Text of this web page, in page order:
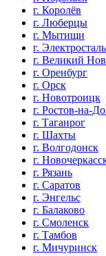
г. Королёв
г. Люберцы
г. Мытищи
г. Электросталь
г. Великий
г. Оренбург
г. Орск
г. Новотроицк
г. Ростов-на-
г. Таганрог
г. Шахты
г. Волгодонск
г.
г. Рязань
г. Саратов
г. Энгельс
г. Балаково
г. Смоленск
г. Тамбов
г. Мичуринск